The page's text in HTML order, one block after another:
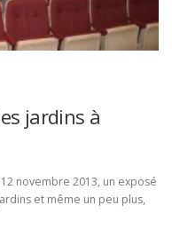
jardins à
novembre 2013, un exposé
et même un peu plus,